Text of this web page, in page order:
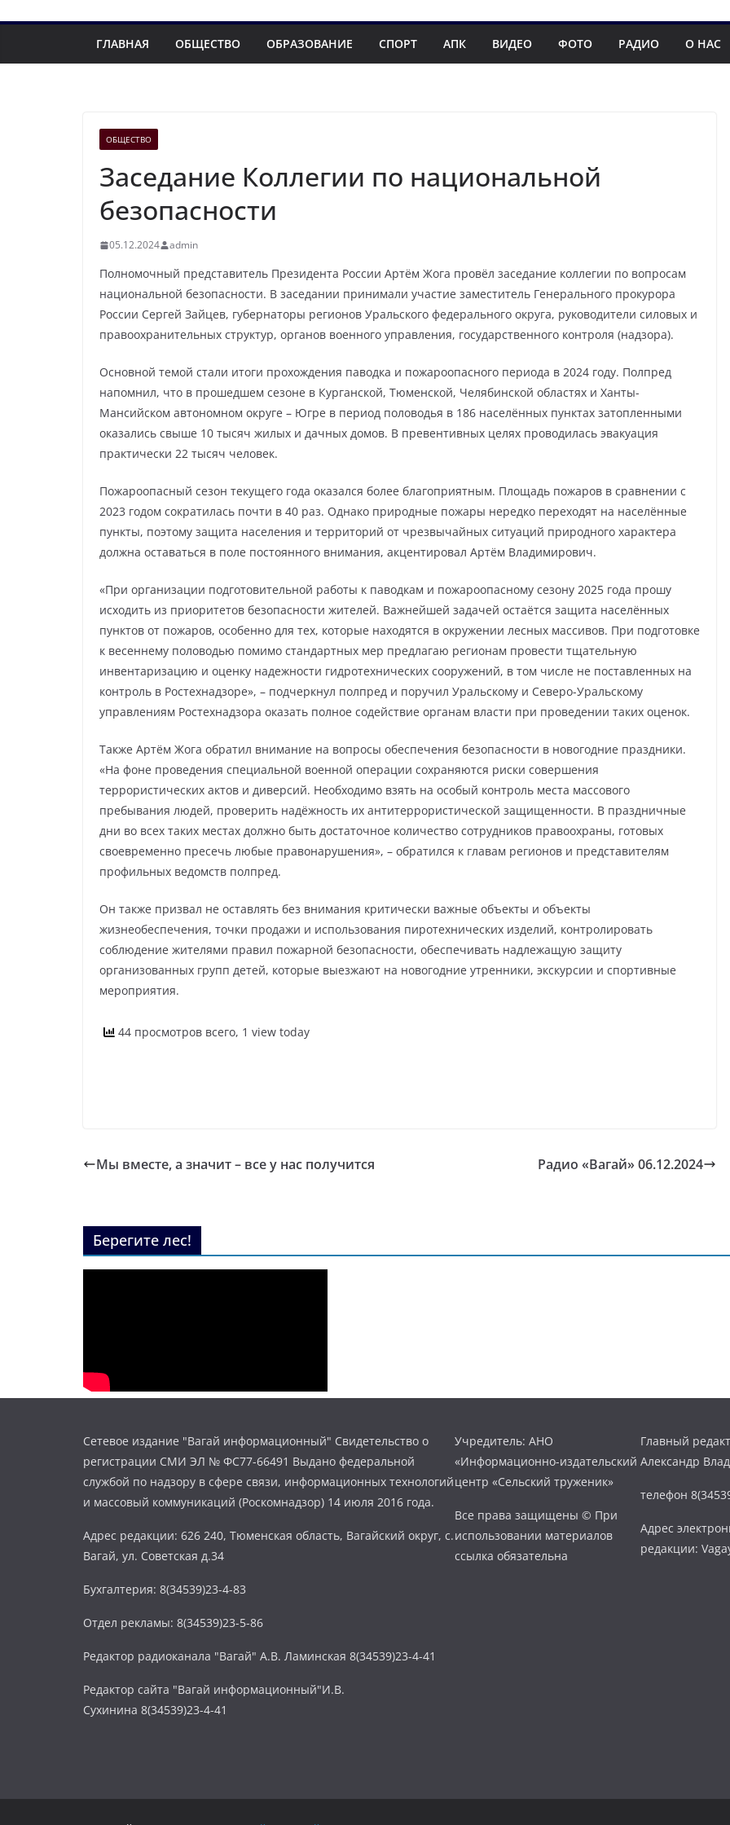
ГЛАВНАЯ ОБЩЕСТВО ОБРАЗОВАНИЕ СПОРТ АПК ВИДЕО ФОТО РАДИО О НАС
ОБЩЕСТВО
Заседание Коллегии по национальной
безопасности
05.12.2024 admin
Полномочный представитель Президента России Артём Жога провёл заседание коллегии по вопросам
национальной безопасности. В заседании принимали участие заместитель Генерального прокурора
России Сергей Зайцев, губернаторы регионов Уральского федерального округа, руководители силовых и
правоохранительных структур, органов военного управления, государственного контроля (надзора).
Основной темой стали итоги прохождения паводка и пожароопасного периода в 2024 году. Полпред
напомнил, что в прошедшем сезоне в Курганской, Тюменской, Челябинской областях и Ханты-
Мансийском автономном округе – Югре в период половодья в 186 населённых пунктах затопленными
оказались свыше 10 тысяч жилых и дачных домов. В превентивных целях проводилась эвакуация
практически 22 тысяч человек.
Пожароопасный сезон текущего года оказался более благоприятным. Площадь пожаров в сравнении с
2023 годом сократилась почти в 40 раз. Однако природные пожары нередко переходят на населённые
пункты, поэтому защита населения и территорий от чрезвычайных ситуаций природного характера
должна оставаться в поле постоянного внимания, акцентировал Артём Владимирович.
«При организации подготовительной работы к паводкам и пожароопасному сезону 2025 года прошу
исходить из приоритетов безопасности жителей. Важнейшей задачей остаётся защита населённых
пунктов от пожаров, особенно для тех, которые находятся в окружении лесных массивов. При подготовке
к весеннему половодью помимо стандартных мер предлагаю регионам провести тщательную
инвентаризацию и оценку надежности гидротехнических сооружений, в том числе не поставленных на
контроль в Ростехнадзоре», – подчеркнул полпред и поручил Уральскому и Северо-Уральскому
управлениям Ростехнадзора оказать полное содействие органам власти при проведении таких оценок.
Также Артём Жога обратил внимание на вопросы обеспечения безопасности в новогодние праздники.
«На фоне проведения специальной военной операции сохраняются риски совершения
террористических актов и диверсий. Необходимо взять на особый контроль места массового
пребывания людей, проверить надёжность их антитеррористической защищенности. В праздничные
дни во всех таких местах должно быть достаточное количество сотрудников правоохраны, готовых
своевременно пресечь любые правонарушения», – обратился к главам регионов и представителям
профильных ведомств полпред.
Он также призвал не оставлять без внимания критически важные объекты и объекты
жизнеобеспечения, точки продажи и использования пиротехнических изделий, контролировать
соблюдение жителями правил пожарной безопасности, обеспечивать надлежащую защиту
организованных групп детей, которые выезжают на новогодние утренники, экскурсии и спортивные
мероприятия.
44 просмотров всего, 1 view today
Мы вместе, а значит – все у нас получится Радио «Вагай» 06.12.2024
Берегите лес!
Сетевое издание "Вагай информационный" Свидетельство о
регистрации СМИ ЭЛ № ФС77-66491 Выдано федеральной
службой по надзору в сфере связи, информационных технологий
и массовый коммуникаций (Роскомнадзор) 14 июля 2016 года.
Адрес редакции: 626 240, Тюменская область, Вагайский округ, с.
Вагай, ул. Советская д.34
Бухгалтерия: 8(34539)23-4-83
Отдел рекламы: 8(34539)23-5-86
Редактор радиоканала "Вагай" А.В. Ламинская 8(34539)23-4-41
Редактор сайта "Вагай информационный"И.В.
Сухинина 8(34539)23-4-41
Учредитель: АНО
«Информационно-издательский
центр «Сельский труженик»
Все права защищены © При
использовании материалов
ссылка обязательна
Главный
Александр
телефон
Адрес
редакции: